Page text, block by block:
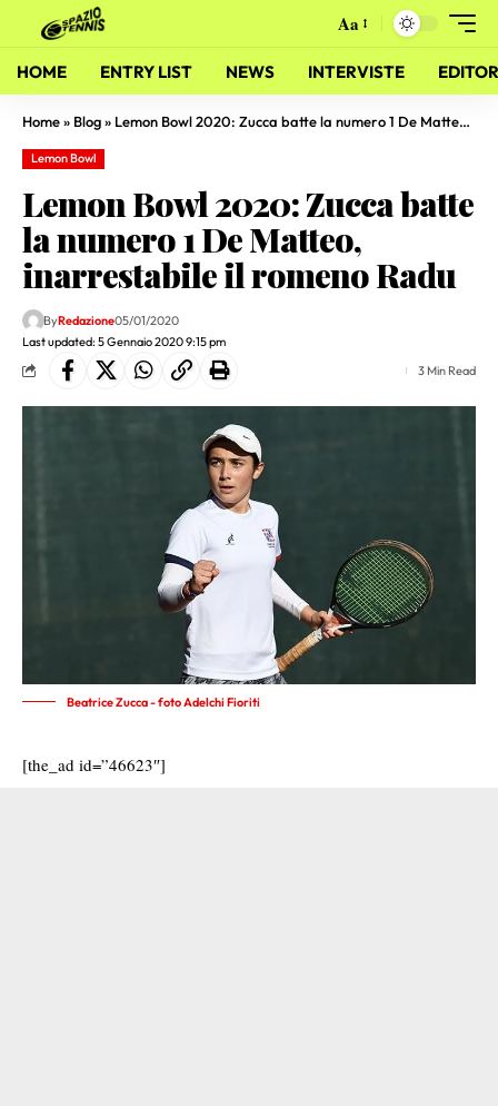
Aa
HOME ENTRY LIST NEWS INTERVISTE
Home» Blog» Lemon Bowl 2020: Zucca batte la numero 1 De Matteo, inarrestabile il romeno Radu
Lemon Bowl
Lemon Bowl 2020: Zucca batte
la numero 1 De Matteo,
inarrestabile il romeno Radu
Last updated: 5 Gennaio 2020 9:15 pm
ByRedazione05/01/2020
3 Min Read
Beatrice Zucca - foto Adelchi Fioriti
[the_ad id=”46623″]